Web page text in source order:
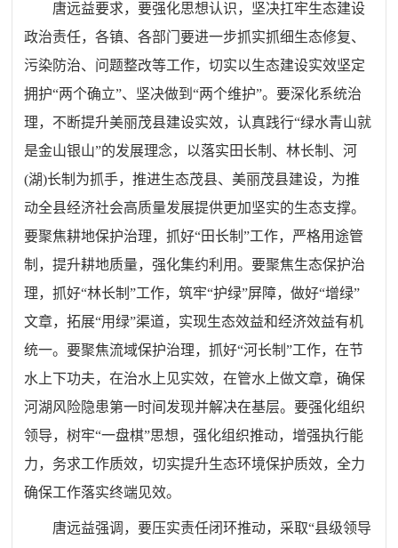
唐远益要求，要强化思想认识，坚决扛牢生态建设
政治责任，各镇、各部门要进一步抓实抓细生态修复、
污染防治、问题整改等工作，切实以生态建设实效坚定
拥护“两个确立”、坚决做到“两个维护”。要深化系统治
理，不断提升美丽茂县建设实效，认真践行“绿水青山就
是金山银山”的发展理念，以落实田长制、林长制、河
(湖)长制为抓手，推进生态茂县、美丽茂县建设，为推
动全县经济社会高质量发展提供更加坚实的生态支撑。
要聚焦耕地保护治理，抓好“田长制”工作，严格用途管
制，提升耕地质量，强化集约利用。要聚焦生态保护治
理，抓好“林长制”工作，筑牢“护绿”屏障，做好“增绿”
文章，拓展“用绿”渠道，实现生态效益和经济效益有机
统一。要聚焦流域保护治理，抓好“河长制”工作，在节
水上下功夫，在治水上见实效，在管水上做文章，确保
河湖风险隐患第一时间发现并解决在基层。要强化组织
领导，树牢“一盘棋”思想，强化组织推动，增强执行能
力，务求工作质效，切实提升生态环境保护质效，全力
确保工作落实终端见效。
唐远益强调，要压实责任闭环推动，采取“县级领导